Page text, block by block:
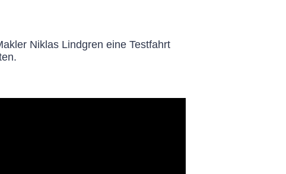
Niklas Lindgren eine Testfahrt